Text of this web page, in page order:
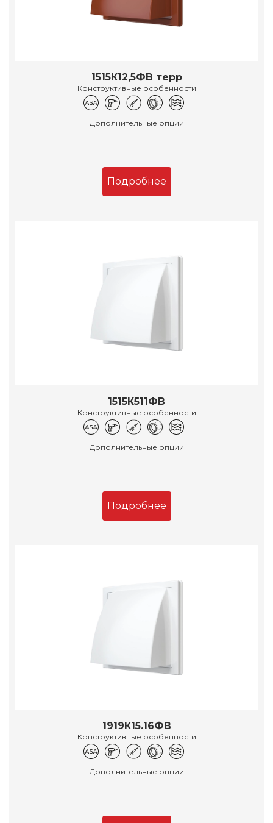
1515К12,5ФВ терр
Конструктивные особенности
Дополнительные опции
Подробнее
1515К511ФВ
Конструктивные особенности
Дополнительные опции
Подробнее
1919К15.16ФВ
Конструктивные особенности
Дополнительные опции